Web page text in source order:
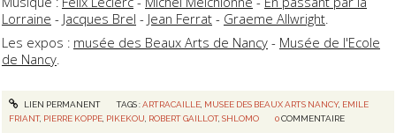
Lorraine - Jacques Brel - Jean Ferrat - Graeme Allwright
Les expos : musée des Beaux Arts de Nancy - Musée de l'Ecole
de Nancy
LIEN PERMANENT TAGS :ARTRACAILLE, MUSEE DES BEAUX ARTS NANCY, EMILE
FRIANT, PIERRE KOPPE PIKEKOU ROBERT GAILLOT,SHLOMO 0 COMMENTAIRE